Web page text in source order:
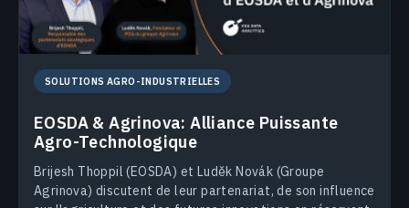
SOLUTIONS AGRO-INDUSTRIELLES
EOSDA & Agrinova: Alliance Puissante
Agro-Technologique
Brijesh Thoppil (EOSDA) et Luděk Novák (Groupe
Agrinova) discutent de leur partenariat, de son influence